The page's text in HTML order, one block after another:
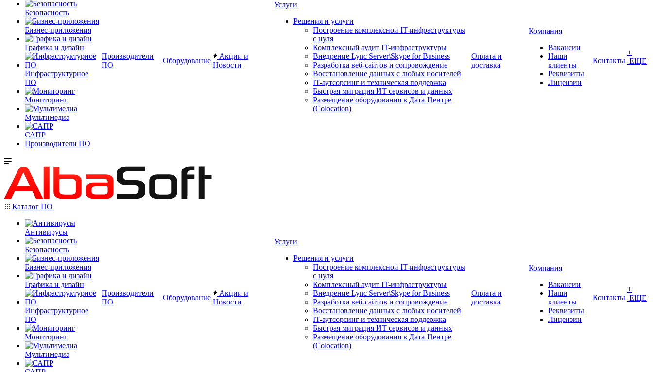
Безопасность
Бизнес-приложения
Графика и дизайн
Инфраструктурное
ПО
Мониторинг
Мультимедиа
САПР
Производители ПО
Производители
ПО
Оборудование
Акции и
Новости
Услуги
Решения и услуги
Построение комплексной IT-инфраструктуры
с нуля
Комплексный аудит IT-инфраструктуры
Внедрение Lync Server\Skype for Business
Разработка веб-сайтов и сопровождение
Восстановление данных с любых носителей
IT-аутсорсинг и техническая поддержка
Быстрая миграция ИТ сервисов и данных
Размещение оборудования в Дата-Центре
(Colocation)
Оплата и
доставка
Компания
Вакансии
Наши
клиенты
Реквизиты
Лицензии
Контакты
+
ЕЩЕ
Каталог ПО
Антивирусы
Безопасность
Бизнес-приложения
Графика и дизайн
Инфраструктурное
ПО
Мониторинг
Мультимедиа
Производители
ПО
Оборудование
Акции и
Новости
Услуги
Решения и услуги
Построение комплексной IT-инфраструктуры
с нуля
Комплексный аудит IT-инфраструктуры
Внедрение Lync Server\Skype for Business
Разработка веб-сайтов и сопровождение
Восстановление данных с любых носителей
IT-аутсорсинг и техническая поддержка
Быстрая миграция ИТ сервисов и данных
Размещение оборудования в Дата-Центре
(Colocation)
Оплата и
доставка
Компания
Вакансии
Наши
клиенты
Реквизиты
Лицензии
Контакты
+
ЕЩЕ